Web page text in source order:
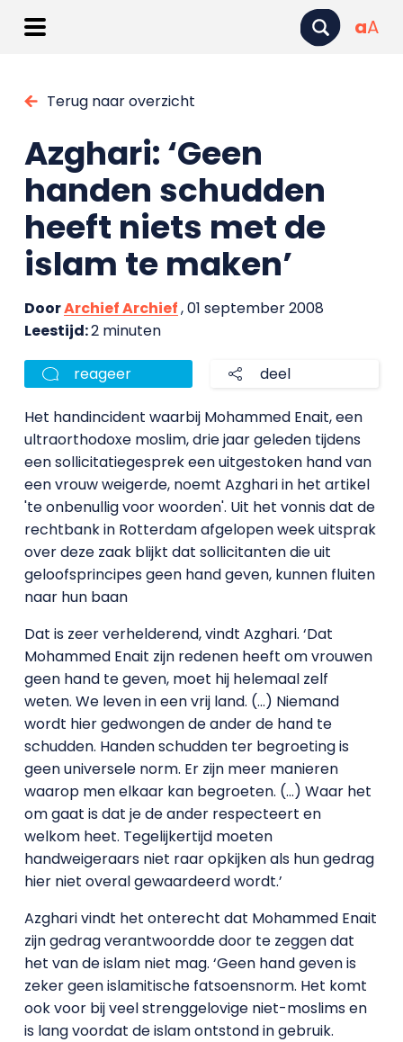
aA
Terug naar overzicht
Azghari: ‘Geen
handen schudden
heeft niets met de
islam te maken’
DoorArchief Archief, 01 september 2008
Leestijd:2 minuten
reageer deel
Het handincident waarbij Mohammed Enait, een
ultraorthodoxe moslim, drie jaar geleden tijdens
een sollicitatiegesprek een uitgestoken hand van
een vrouw weigerde, noemt Azghari in het artikel
'te onbenullig voor woorden'. Uit het vonnis dat de
rechtbank in Rotterdam afgelopen week uitsprak
over deze zaak blijkt dat sollicitanten die uit
geloofsprincipes geen hand geven, kunnen fluiten
naar hun baan
Dat is zeer verhelderend, vindt Azghari. ‘Dat
Mohammed Enait zijn redenen heeft om vrouwen
geen hand te geven, moet hij helemaal zelf
weten. We leven in een vrij land. (…) Niemand
wordt hier gedwongen de ander de hand te
schudden. Handen schudden ter begroeting is
geen universele norm. Er zijn meer manieren
waarop men elkaar kan begroeten. (…) Waar het
om gaat is dat je de ander respecteert en
welkom heet. Tegelijkertijd moeten
handweigeraars niet raar opkijken als hun gedrag
hier niet overal gewaardeerd wordt.’
Azghari vindt het onterecht dat Mohammed Enait
zijn gedrag verantwoordde door te zeggen dat
het van de islam niet mag. ‘Geen hand geven is
zeker geen islamitische fatsoensnorm. Het komt
ook voor bij veel strenggelovige niet-moslims en
is lang voordat de islam ontstond in gebruik.